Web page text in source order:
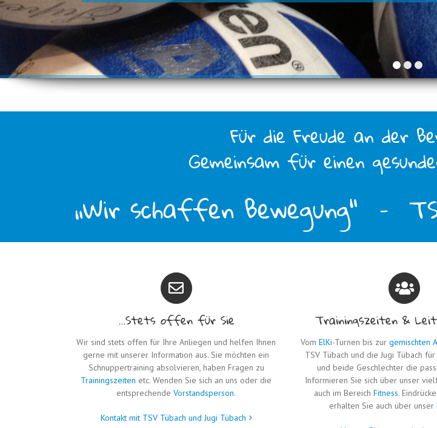
Für die Freude an der
Gemeinsam für einen
„Wir schaffen Bewegung“ –
...Stets offen für Sie
Wir sind stets offen für Ihre Anliegen und helfen Ihnen
gerne mit unserer Information aus. Sie möchten ein
Schnuppertraining absolvieren, haben Fragen zu
Trainingszeiten etc. Wenden Sie sich an uns oder die
entsprechendeVorstandsperson.
Kontakt mit TSV Tübach und Jugi Tübach
Trainingszeiten &
VomElKi-Turnen bis zurgemischten
TSV Tübach und die Jugi Tübach
und beide Geschlechter die
Informieren Sie sich über unser
auch im Bereich Fitness.
erhalten Sie auch über unser